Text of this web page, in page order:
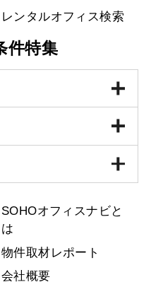
レンタルオフィス検索
件特集
SOHOオフィスナビと
は
物件取材レポート
会社概要